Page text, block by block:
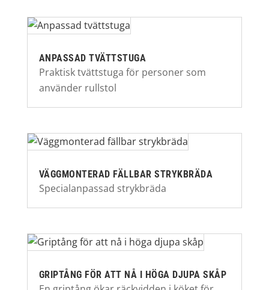
ANPASSAD TVÄTTSTUGA
Praktisk tvättstuga för personer som
använder rullstol
VÄGGMONTERAD FÄLLBAR STRYKBRÄDA
Specialanpassad strykbräda
GRIPTÅNG FÖR ATT NÅ I HÖGA DJUPA SKÅP